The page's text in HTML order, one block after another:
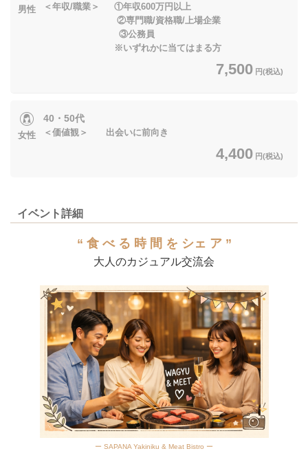
男性
＜年収/職業＞ ①年収600万円以上
②専門職/資格職/上場企業
③公務員
※いずれかに当てはまる方
7,500 円(税込)
女性
40・50代
＜価値観＞ 出会いに前向き
4,400 円(税込)
イベント詳細
“ 食 べ る 時 間 を シェ ア ”
大人のカジュアル交流会
ー SAPANA Yakiniku & Meat Bistro ー